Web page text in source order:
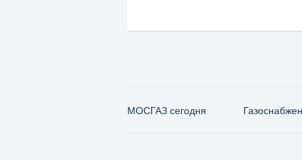
МОСГАЗ сегодня